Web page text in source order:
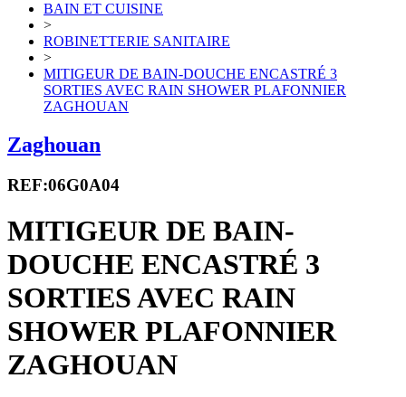
BAIN ET CUISINE
>
ROBINETTERIE SANITAIRE
>
MITIGEUR DE BAIN-DOUCHE ENCASTRÉ 3
SORTIES AVEC RAIN SHOWER PLAFONNIER
ZAGHOUAN
Zaghouan
REF:06G0A04
MITIGEUR DE BAIN-
DOUCHE ENCASTRÉ 3
SORTIES AVEC RAIN
SHOWER PLAFONNIER
ZAGHOUAN